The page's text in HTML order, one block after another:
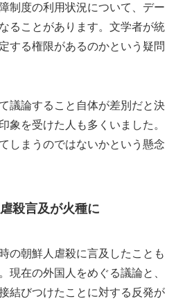
制度の利用状況について、デー
ることがあります。文学者が統
する権限があるのかという疑問
議論すること自体が差別だと決
象を受けた人も多くいました。
しまうのではないかという懸念
殺言及が火種に
の朝鮮人虐殺に言及したことも
現在の外国人をめぐる議論と、
結びつけたことに対する反発が